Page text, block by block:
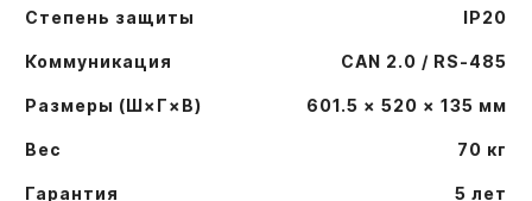
Степень защиты IP20
Коммуникация CAN 2.0 / RS-485
Размеры (Ш×Г×В) 601.5 × 520 × 135 мм
Вес 70 кг
Гарантия 5 лет